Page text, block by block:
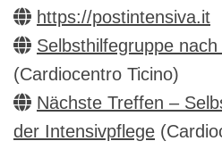
https://postintensiva.it
Selbsthilfegruppe
(Cardiocentro Ticino)
Nächste Treffen –
der Intensivpflege